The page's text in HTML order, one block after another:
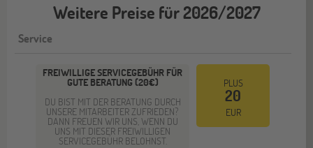
Weitere Preise für 2026/2027
Service
FREIWILLIGE SERVICEGEBÜHR FÜR
GUTE BERATUNG (20€)
DU BIST MIT DER BERATUNG DURCH
UNSERE MITARBEITER ZUFRIEDEN?
DANN FREUEN WIR UNS, WENN DU
UNS MIT DIESER FREIWILLIGEN
SERVICEGEBÜHR BELOHNST.
PLUS
20
EUR